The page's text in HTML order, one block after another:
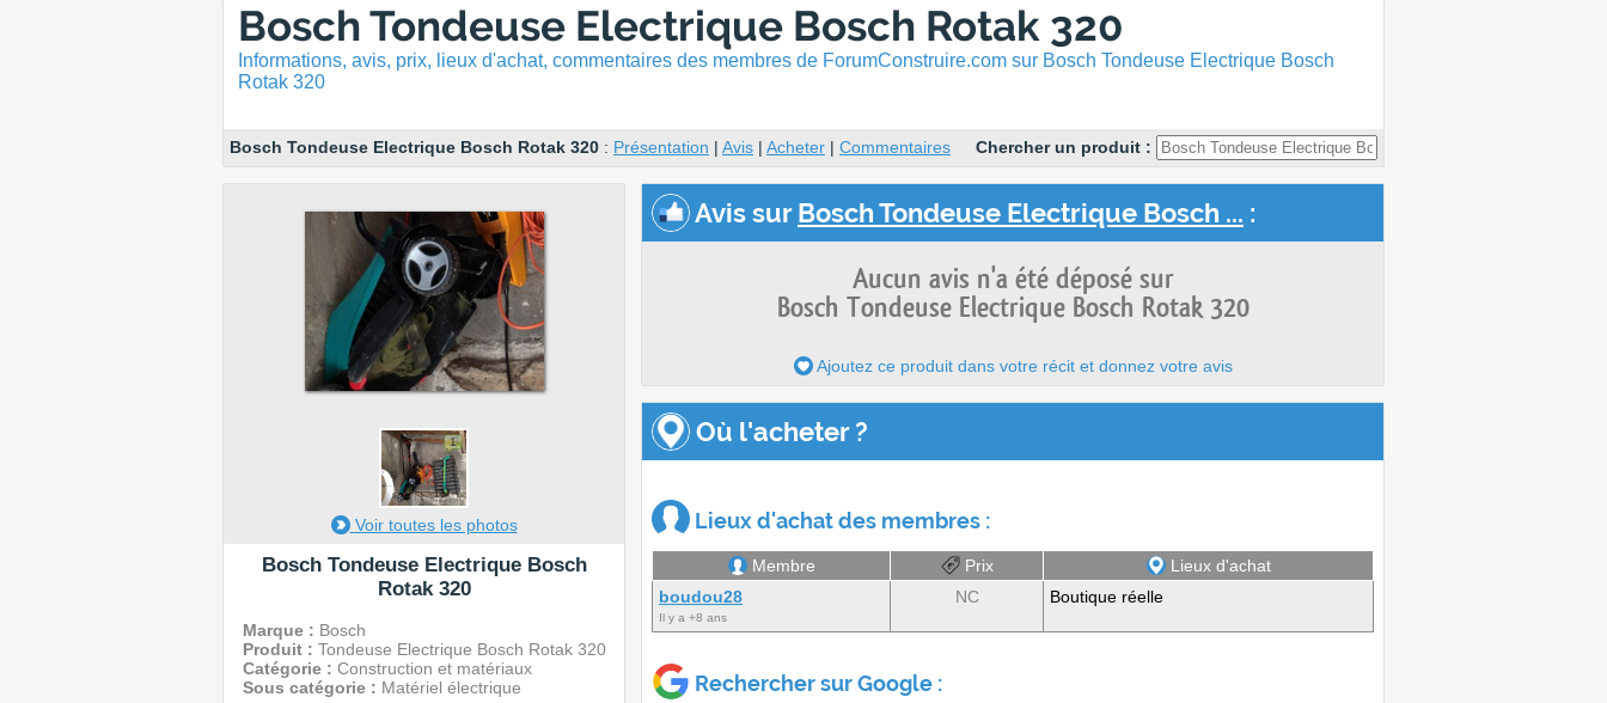
Bosch Tondeuse Electrique Bosch Rotak 320
Informations, avis, prix, lieux d'achat, commentaires des membres de ForumConstruire.com sur Bosch Tondeuse Electrique Bosch
Rotak 320
Bosch Tondeuse Electrique Bosch Rotak 320 : Présentation | Avis | Acheter | Commentaires Chercher un produit :
1
Voir toutes les photos
Bosch Tondeuse Electrique Bosch
Rotak 320
Marque : Bosch
Produit : Tondeuse Electrique Bosch Rotak 320
Catégorie : Construction et matériaux
Sous catégorie : Matériel électrique
AvissurBosch Tondeuse Electrique Bosch ... :
Aucun avis n'a été déposé sur
Bosch Tondeuse Electrique Bosch Rotak 320
Ajoutez ce produit dans votre récit et donnez votre avis
Où l'acheter ?
Lieux d'achat des membres :
Membre Prix
Lieux d'achat
boudou28
Il y a +8 ans
NC Boutique réelle
Rechercher sur Google :